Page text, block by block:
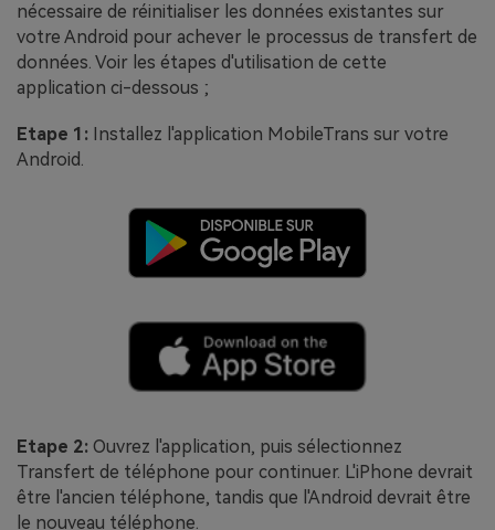
nécessaire de réinitialiser les données existantes sur
votre Android pour achever le processus de transfert de
données. Voir les étapes d'utilisation de cette
application ci-dessous ;
Etape 1: Installez l'application MobileTrans sur votre
Android.
Etape 2: Ouvrez l'application, puis sélectionnez
Transfert de téléphone pour continuer. L'iPhone devrait
être l'ancien téléphone, tandis que l'Android devrait être
le nouveau téléphone.